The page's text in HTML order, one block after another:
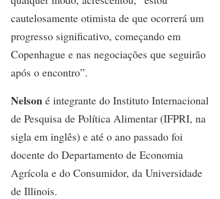
cautelosamente otimista de que ocorrerá um
progresso significativo, começando em
Copenhague e nas negociações que seguirão
após o encontro”.
Nelson é integrante do Instituto Internacional
de Pesquisa de Política Alimentar (IFPRI, na
sigla em inglês) e até o ano passado foi
docente do Departamento de Economia
Agrícola e do Consumidor, da Universidade
de Illinois.